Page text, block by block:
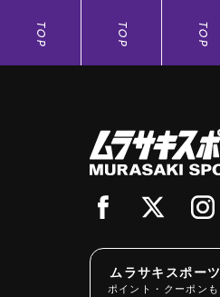
TOP TOP TOP
ムラサキスポー
ポイント・クーポン